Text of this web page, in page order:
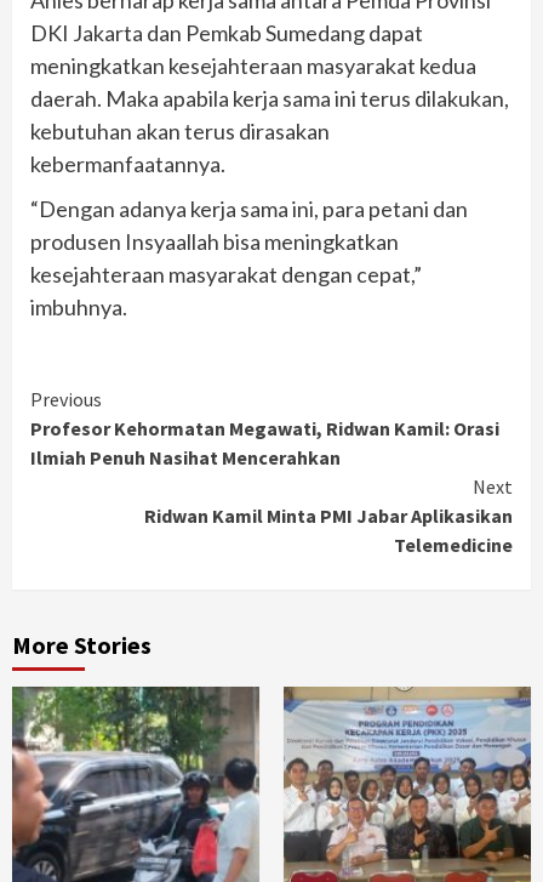
DKI Jakarta dan Pemkab Sumedang dapat
meningkatkan kesejahteraan masyarakat kedua
daerah. Maka apabila kerja sama ini terus dilakukan,
kebutuhan akan terus dirasakan
kebermanfaatannya.
“Dengan adanya kerja sama ini, para petani dan
produsen Insyaallah bisa meningkatkan
kesejahteraan masyarakat dengan cepat,”
imbuhnya.
Continue
Reading
Previous
Profesor Kehormatan Megawati, Ridwan Kamil: Orasi
Ilmiah Penuh Nasihat Mencerahkan
Next
Ridwan Kamil Minta PMI Jabar Aplikasikan
Telemedicine
More Stories